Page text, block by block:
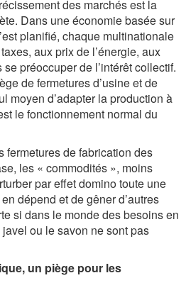
des marchés est la
Dans une économie basée sur
planifié, chaque multinationale
aux prix de l’énergie, aux
préoccuper de l’intérêt collectif.
de fermetures d’usine et de
moyen d’adapter la production à
le fonctionnement normal du
fermetures de fabrication des
les « commodités », moins
par effet domino toute une
dépend et de gêner d’autres
si dans le monde des besoins en
ou le savon ne sont pas
un piège pour les